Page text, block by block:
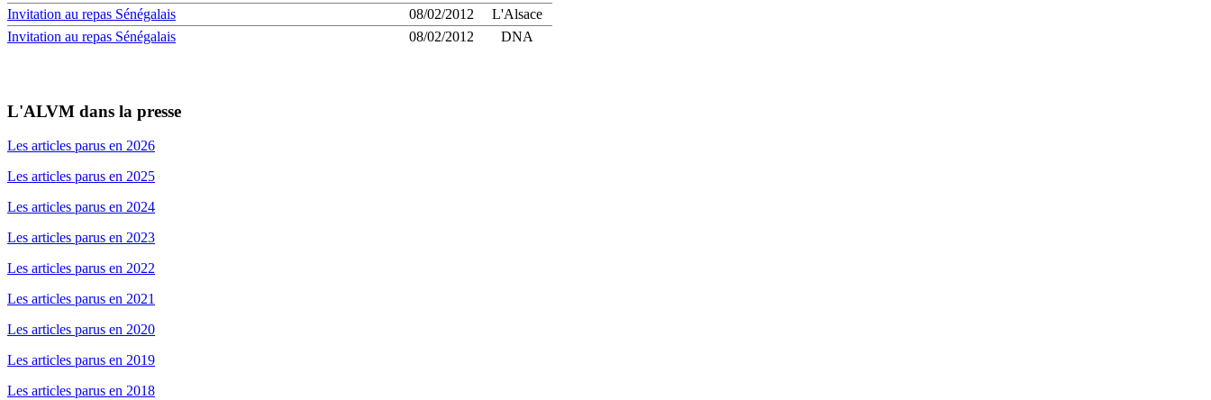
Invitation au repas Sénégalais
08/02/2012
L'Alsace
Invitation au repas Sénégalais
08/02/2012 DNA
L'ALVM dans la presse
Les articles parus en 2026
Les articles parus en 2025
Les articles parus en 2024
Les articles parus en 2023
Les articles parus en 2022
Les articles parus en 2021
Les articles parus en 2020
Les articles parus en 2019
Les articles parus en 2018